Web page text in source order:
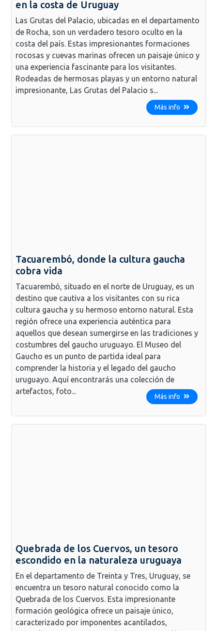
en la costa de Uruguay
Las Grutas del Palacio, ubicadas en el departamento
de Rocha, son un verdadero tesoro oculto en la
costa del país. Estas impresionantes formaciones
rocosas y cuevas marinas ofrecen un paisaje único y
una experiencia fascinante para los visitantes.
Rodeadas de hermosas playas y un entorno natural
impresionante, Las Grutas del Palacio s...
Más info
Tacuarembó, donde la cultura gaucha
cobra vida
Tacuarembó, situado en el norte de Uruguay, es un
destino que cautiva a los visitantes con su rica
cultura gaucha y su hermoso entorno natural. Esta
región ofrece una experiencia auténtica para
aquellos que desean sumergirse en las tradiciones y
costumbres del gaucho uruguayo. El Museo del
Gaucho es un punto de partida ideal para
comprender la historia y el legado del gaucho
uruguayo. Aquí encontrarás una colección de
artefactos, foto...
Más info
Quebrada de los Cuervos, un tesoro
escondido en la naturaleza uruguaya
En el departamento de Treinta y Tres, Uruguay, se
encuentra un tesoro natural conocido como la
Quebrada de los Cuervos. Esta impresionante
formación geológica ofrece un paisaje único,
caracterizado por imponentes acantilados,